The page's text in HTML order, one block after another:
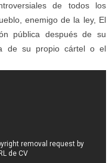
de todos los
enemigo de la ley, El
pública después de su
de su propio cártel o el